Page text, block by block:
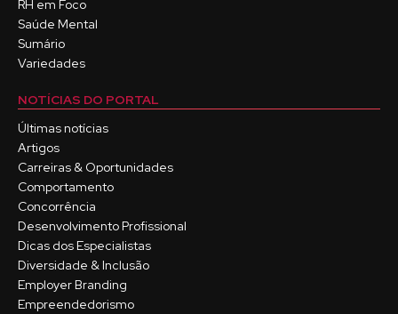
RH em Foco
Saúde Mental
Sumário
Variedades
NOTÍCIAS DO PORTAL
Últimas notícias
Artigos
Carreiras & Oportunidades
Comportamento
Concorrência
Desenvolvimento Profissional
Dicas dos Especialistas
Diversidade & Inclusão
Employer Branding
Empreendedorismo